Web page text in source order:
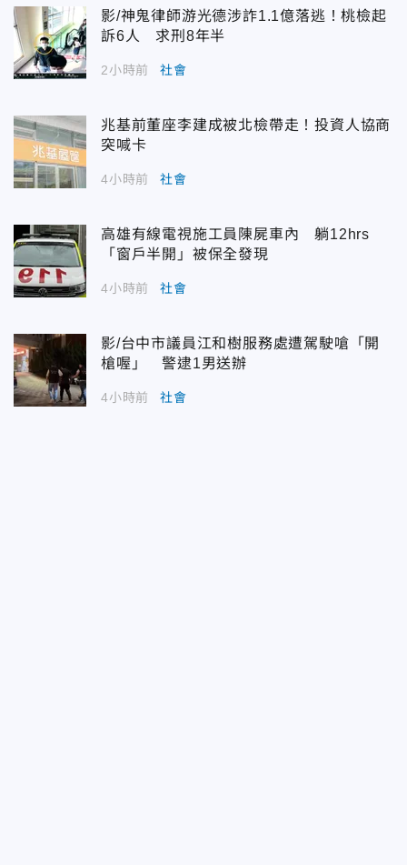
影/神鬼律師游光德涉詐1.1億落逃！桃檢起
訴6人 求刑8年半
2小時前 社會
兆基前董座李建成被北檢帶走！投資人協商
突喊卡
4小時前 社會
高雄有線電視施工員陳屍車內 躺12hrs
「窗戶半開」被保全發現
4小時前 社會
影/台中市議員江和樹服務處遭駕駛嗆「開
槍喔」 警逮1男送辦
4小時前 社會